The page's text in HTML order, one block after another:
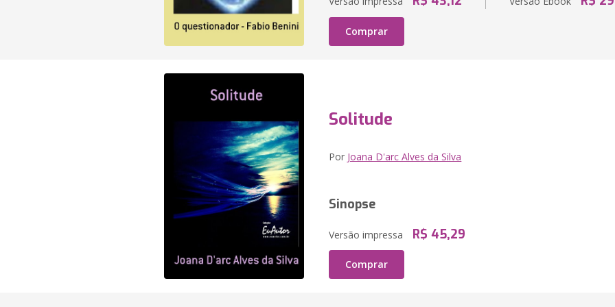
Comprar
Solitude
Por Joana D'arc Alves da Silva
Sinopse
Versão impressa R$ 45,29
Comprar